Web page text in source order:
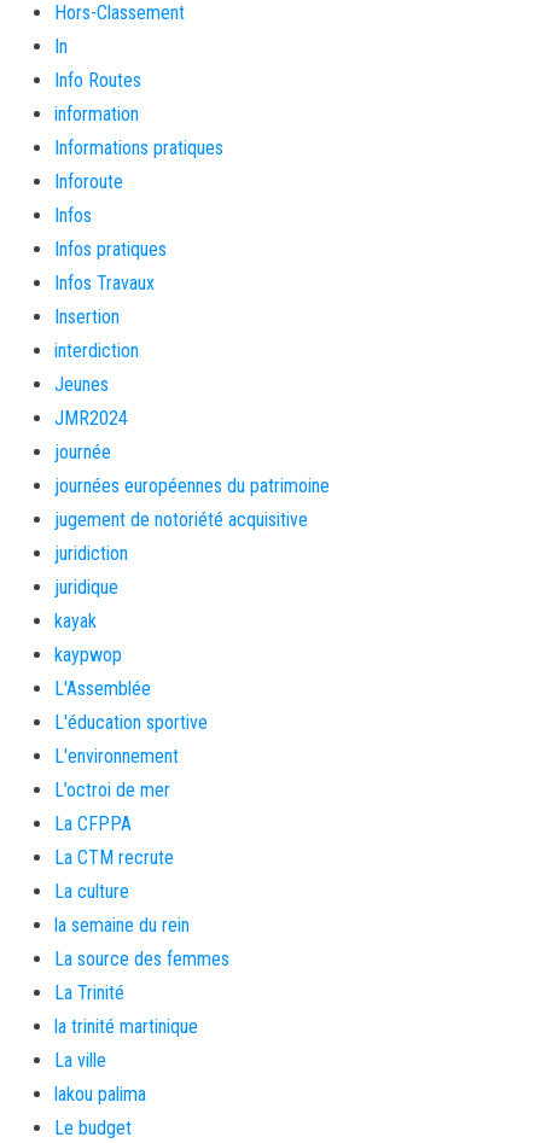
Hors-Classement
In
Info Routes
information
Informations pratiques
Inforoute
Infos
Infos pratiques
Infos Travaux
Insertion
interdiction
Jeunes
JMR2024
journée
journées européennes du patrimoine
jugement de notoriété acquisitive
juridiction
juridique
kayak
kaypwop
L'Assemblée
L'éducation sportive
L'environnement
L’octroi de mer
La CFPPA
La CTM recrute
La culture
la semaine du rein
La source des femmes
La Trinité
la trinité martinique
La ville
lakou palima
Le budget